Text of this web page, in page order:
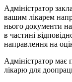
Адміністратор
вашим лікарем
нього документи
в частині
направлення на
Адміністратор
лікарю для